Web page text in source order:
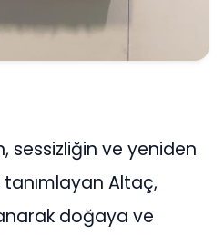
sessizliğin ve yeniden
Altaç,
doğaya ve